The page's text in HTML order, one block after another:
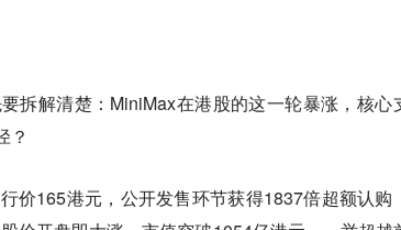
拆解清楚：MiniMax在港股的这一轮暴涨，核心
？
价165港元，公开发售环节获得1837倍超额认购